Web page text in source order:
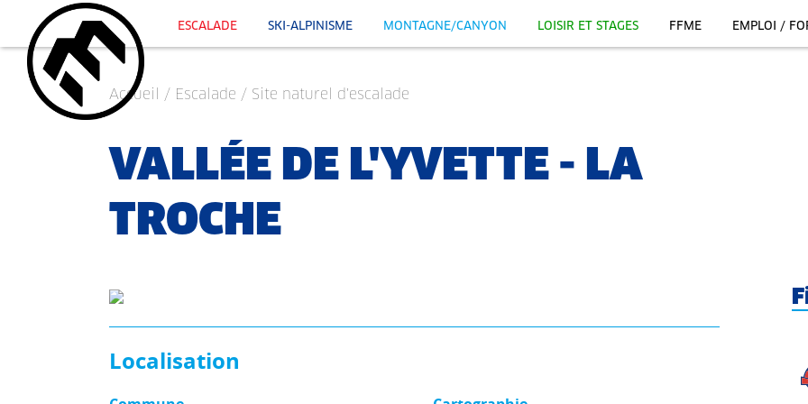
ESCALADE SKI-ALPINISME MONTAGNE/CANYON LOISIR ET STAGES FFME EMPLOI /
Accueil / Escalade / Site naturel d'escalade
VALLÉE DE L'YVETTE - LA
TROCHE
Localisation